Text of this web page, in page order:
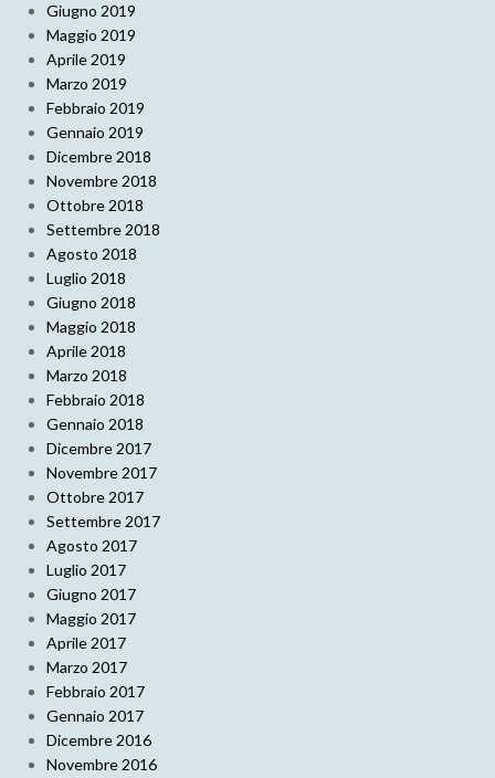
Giugno 2019
Maggio 2019
Aprile 2019
Marzo 2019
Febbraio 2019
Gennaio 2019
Dicembre 2018
Novembre 2018
Ottobre 2018
Settembre 2018
Agosto 2018
Luglio 2018
Giugno 2018
Maggio 2018
Aprile 2018
Marzo 2018
Febbraio 2018
Gennaio 2018
Dicembre 2017
Novembre 2017
Ottobre 2017
Settembre 2017
Agosto 2017
Luglio 2017
Giugno 2017
Maggio 2017
Aprile 2017
Marzo 2017
Febbraio 2017
Gennaio 2017
Dicembre 2016
Novembre 2016